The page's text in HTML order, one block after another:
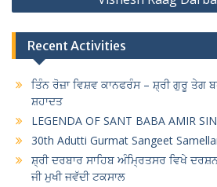
Recent Activities
ਤਿੰਨ ਰੋਜ਼ਾ ਵਿਸ਼ਵ ਕਾਨਫਰੰਸ – ਸ਼੍ਰੀ ਗੁਰੂ ਤੇਗ
ਸ਼ਹਾਦਤ
LEGENDA OF SANT BABA AMIR
30th Adutti Gurmat Sangeet
ਸ਼੍ਰੀ ਦਰਬਾਰ ਸਾਹਿਬ ਅੰਮ੍ਰਿਤਸਰ ਵਿਖੇ
ਜੀ ਮੁਖੀ ਜਵੱਦੀ ਟਕਸਾਲ